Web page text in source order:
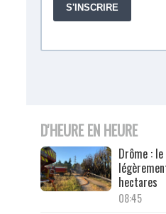
D'HEURE EN HEURE
Drôme :
hectares
08:45